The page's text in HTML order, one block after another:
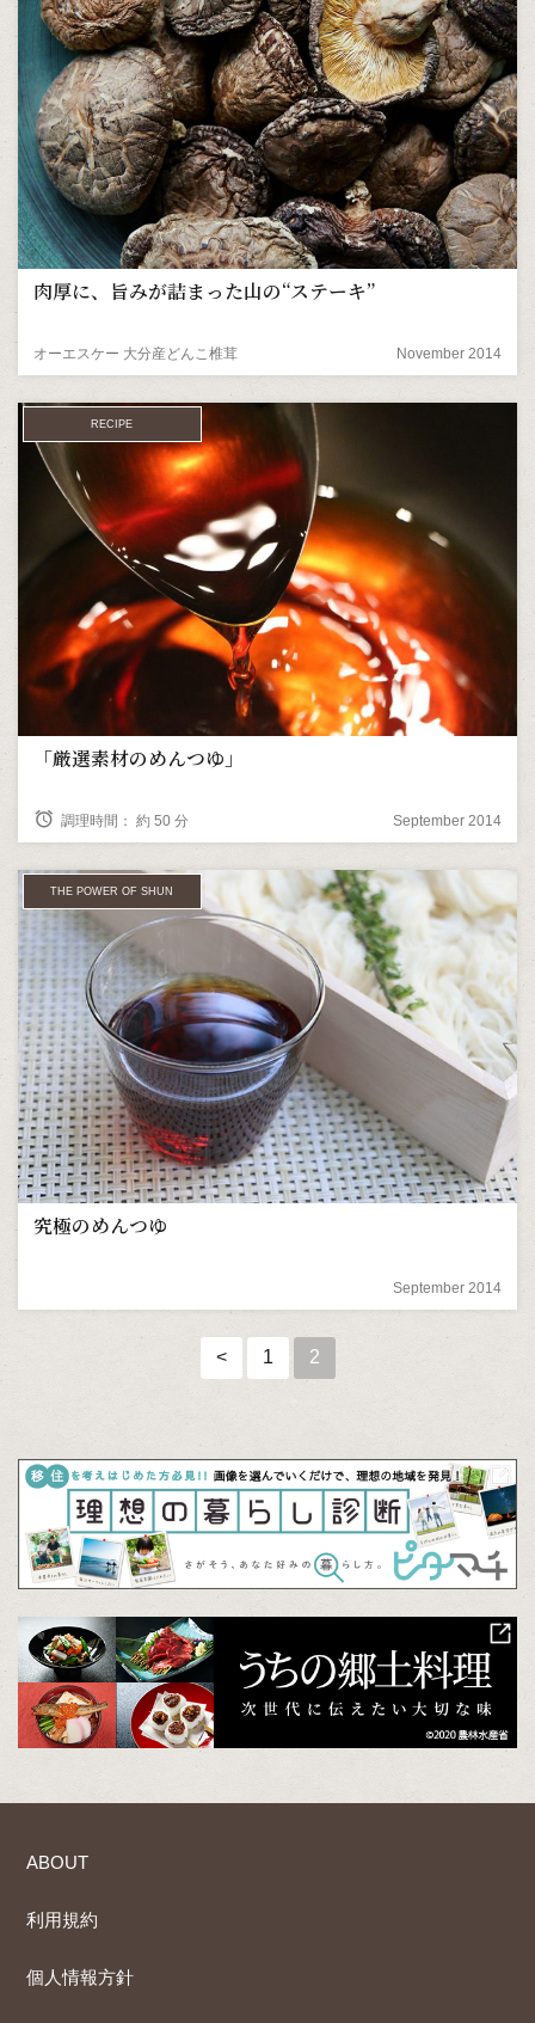
肉厚に、旨みが詰まった山の“ステーキ”
オーエスケー 大分産どんこ椎茸 November 2014
RECIPE
「厳選素材のめんつゆ」
alarm 調理時間： 約 50 分 September 2014
THE POWER OF SHUN
究極のめんつゆ
September 2014
< 1 2
ABOUT
利用規約
個人情報方針